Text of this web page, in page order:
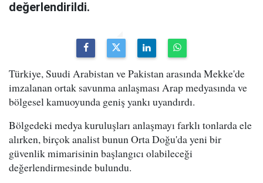
değerlendirildi.
Türkiye, Suudi Arabistan ve Pakistan arasında Mekke'de
imzalanan ortak savunma anlaşması Arap medyasında ve
bölgesel kamuoyunda geniş yankı uyandırdı.
Bölgedeki medya kuruluşları anlaşmayı farklı tonlarda ele
alırken, birçok analist bunun Orta Doğu'da yeni bir
güvenlik mimarisinin başlangıcı olabileceği
değerlendirmesinde bulundu.